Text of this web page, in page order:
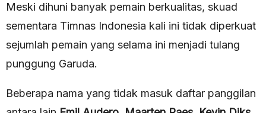
Meski dihuni banyak pemain berkualitas, skuad
sementara Timnas Indonesia kali ini tidak diperkuat
sejumlah pemain yang selama ini menjadi tulang
punggung Garuda.
Beberapa nama yang tidak masuk daftar panggilan